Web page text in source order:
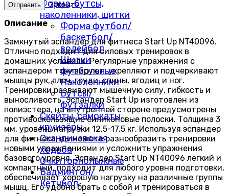
Форма, бутсы,
наколенники, щитки
Форма футбол/
баскетбол/
волейбол
Щитки
футбольные
Наколенники
Бутсы/
футзалки
Скейты, самокаты,
круизёры
Скандинавская
ходьба
Очки горнолыжные
Бадминтон/
Кетчбол
Закрыть
Описание
Замкнутый эспандер для фитнеса Start Up NT40096.
Отлично подходит для силовых тренировок в
домашних условиях. Регулярные упражнения с
эспандером тонизируют, укрепляют и подчеркивают
мышцы рук, плеч, груди, спины, ягодиц и ног.
Тренировки развивают мышечную силу, гибкость и
выносливость. Эспандер Start Up изготовлен из
полиэстера, на внутренней стороне предусмотрены
противоскользящие силиконовые полоски. Толщина 3
мм, уровень нагрузки 12,5-17,5 кг. Используя эспандер
для фитнеса, вы можете разнообразить тренировки
новыми упражнениями и усложнить упражнения
базового уровня. Эспандер Start Up NT40096 легкий и
компактный, подходит для любого уровня подготовки,
обеспечивает хорошую нагрузку на различные группы
мышц. Его удобно брать с собой и тренироваться в